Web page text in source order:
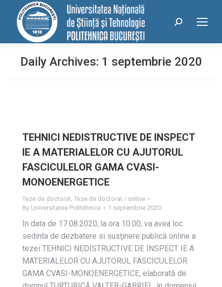
conținut
Search:
Daily Archives: 1 septembrie 2020
TEHNICI NEDISTRUCTIVE DE INSPECT
IE A MATERIALELOR CU AJUTORUL
FASCICULELOR GAMA CVASI-
MONOENERGETICE
Teze de doctorat, Teze de doctorat / online
By Universitatea Politehnica 1 septembrie 2020
In data de 17.08.2020, la ora 10.00, va avea loc
sedinta de dezbatere si susţinere publică online a
tezei TEHNICI NEDISTRUCTIVE DE INSPECT IE A
MATERIALELOR CU AJUTORUL FASCICULELOR
GAMA CVASI-MONOENERGETICE, elaborată de